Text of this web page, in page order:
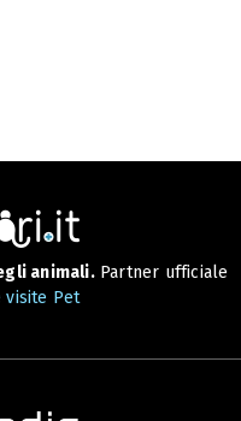
animali.Partner ufficiale
visite Pet